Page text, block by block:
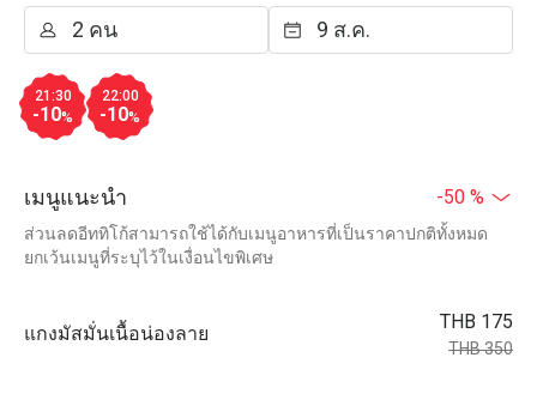
21:30
-10%
22:00
-10%
เมนูแนะนำ -50 %
ส่วนลดอีททิโก้สามารถใช้ได้กับเมนูอาหารที่เป็นราคาปกติทั้งหมด
ยกเว้นเมนูที่ระบุไว้ในเงื่อนไขพิเศษ
แกงมัสมั่นเนื้อน่องลาย
THB 175
THB 350